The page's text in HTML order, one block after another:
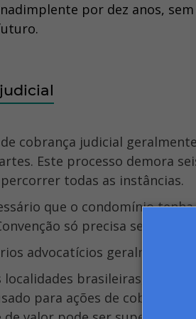
por dez anos,
Este processo demora
todas as instâncias.
só precisa ser
advocatícios geralmente
localidades brasileiras, o
para ações de cobrança,